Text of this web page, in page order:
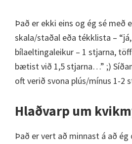
Það er ekki eins og ég sé með
skala/staðal eða tékklista –
bílaeltingaleikur – 1 stjarna,
bætist við 1,5 stjarna…” ;)
oft verið svona plús/mínus 1-2
Hlaðvarp um
Það er vert að minnast á að ég